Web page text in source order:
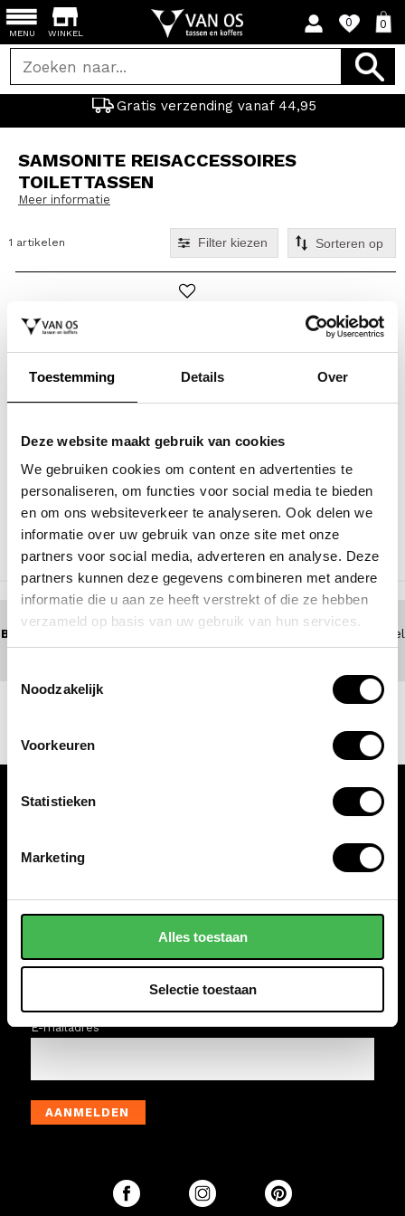
Toestemming Details Over
Deze website maakt gebruik van cookies
We gebruiken cookies om content en advertenties te
personaliseren, om functies voor social media te bieden
en om ons websiteverkeer te analyseren. Ook delen we
informatie over uw gebruik van onze site met onze
partners voor social media, adverteren en analyse. Deze
partners kunnen deze gegevens combineren met andere
informatie die u aan ze heeft verstrekt of die ze hebben
verzameld op basis van uw gebruik van hun services.
Noodzakelijk
Voorkeuren
Statistieken
Marketing
Alles toestaan
Selectie toestaan
WINKEL
0 0
Gratis verzending vanaf 44,95
MENU
SAMSONITE REISACCESSOIRES
TOILETTASSEN
Meer informatie
1 artikelen Filter kiezen
SAMSONITE
toilettas met haak stackd
NAAR BOVEN
BEL 0172 - 447 517
(5 dagen per week bereikbaar) of zoek een winkel
bij jou in de buurt
KLANTENSERVICE
onze aanbiedingen, speciale acties en nieuwtjes.
(uitschrijven is altijd mogelijk)
E-mailadres
AANMELDEN